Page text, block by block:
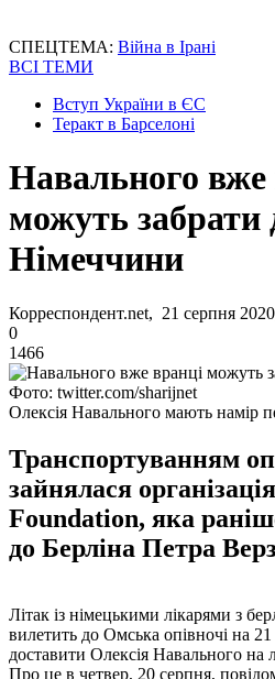
СПЕЦТЕМА: Війна в Ірані
ВСІ ТЕМИ
Вступ України в ЄС
Теракт в Барселоні
Навального вже
можуть забрати
Німеччини
Корреспондент.net, 21 серпня
0
1466
Фото: twitter.com/sharijnet
Олексія Навального мають намір
Транспортуванням
зайнялася
Foundation, яка
до Берліна Петра
Літак із німецькими лікарями з
вилетить до Омська опівночі на
доставити Олексія Навального на
Про це в четвер, 20 серпня,